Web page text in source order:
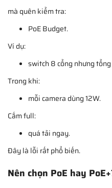
mà quên kiểm tra:
PoE Budget.
Ví dụ:
switch 8 cổng nhưng
Trong khi:
mỗi camera dùng 12W.
Cắm full:
quá tải ngay.
Đây là lỗi rất phổ biến.
Nên chọn PoE hay